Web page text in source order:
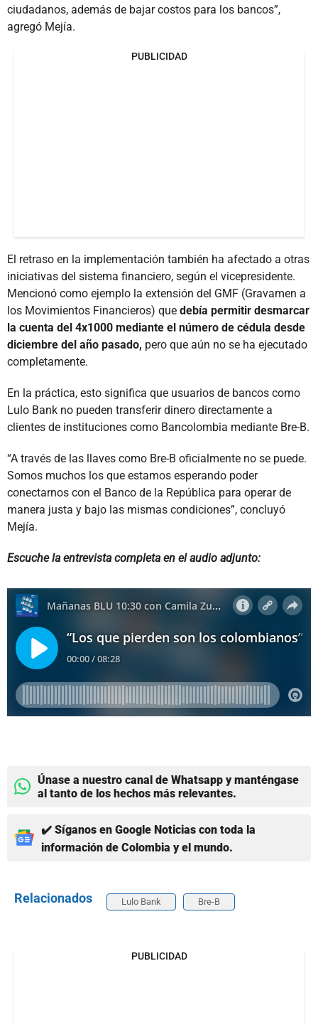
ciudadanos, además de bajar costos para los bancos”,
agregó Mejía.
PUBLICIDAD
El retraso en la implementación también ha afectado a otras
iniciativas del sistema financiero, según el vicepresidente.
Mencionó como ejemplo la extensión del GMF (Gravamen a
los Movimientos Financieros) que debía permitir desmarcar
la cuenta del 4x1000 mediante el número de cédula desde
diciembre del año pasado, pero que aún no se ha ejecutado
completamente.
En la práctica, esto significa que usuarios de bancos como
Lulo Bank no pueden transferir dinero directamente a
clientes de instituciones como Bancolombia mediante Bre-B.
“A través de las llaves como Bre-B oficialmente no se puede.
Somos muchos los que estamos esperando poder
conectarnos con el Banco de la República para operar de
manera justa y bajo las mismas condiciones”, concluyó
Mejía.
Escuche la entrevista completa en el audio adjunto:
Únase a nuestro canal de Whatsapp y manténgase
al tanto de los hechos más relevantes.
✔️ Síganos en Google Noticias con toda la
información de Colombia y el mundo.
Relacionados Lulo Bank Bre-B
PUBLICIDAD